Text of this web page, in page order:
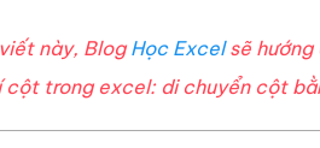
này, BlogHọc Excelsẽ hướng
cột trong excel: di chuyển cột